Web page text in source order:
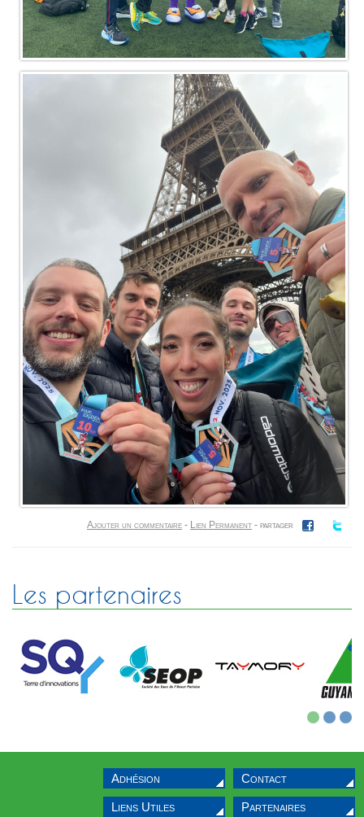
Ajouter un commentaire - Lien Permanent - partager
Les partenaires
Contact
Adhésion
Partenaires
Liens Utiles